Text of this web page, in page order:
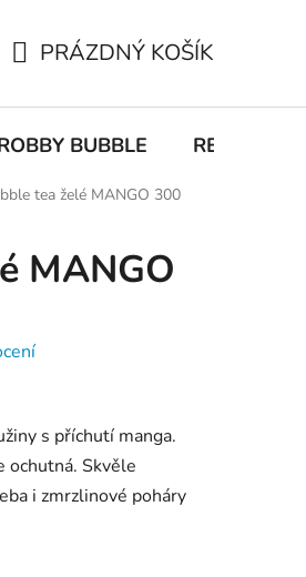
KOŠÍK
PRÁZDNÝ KOŠÍK
BUBBLE RECEPTY
tea želé MANGO 300
MANGO
s příchutí manga.
ochutná. Skvěle
i zmrzlinové poháry